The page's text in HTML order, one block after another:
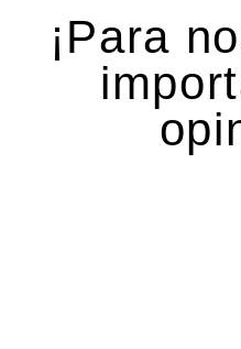
¡Para